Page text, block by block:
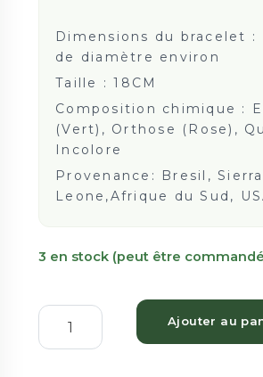
Dimensions du bracelet :
de diamètre environ
Taille :18CM
Composition chimique :
(Vert), Orthose (Rose),
Incolore
Provenance: Bresil, Sierra
Leone,Afrique du Sud,
3 en stock (peut être
Ajouter au